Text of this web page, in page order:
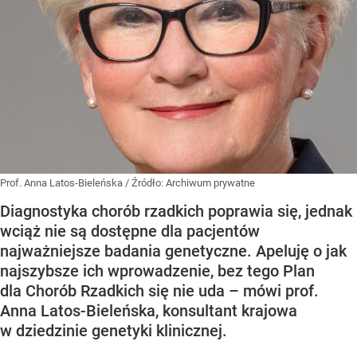
Prof. Anna Latos-Bieleńska / Źródło: Archiwum prywatne
Diagnostyka chorób rzadkich poprawia się, jednak
wciąż nie są dostępne dla pacjentów
najważniejsze badania genetyczne. Apeluję o jak
najszybsze ich wprowadzenie, bez tego Plan
dla Chorób Rzadkich się nie uda – mówi prof.
Anna Latos-Bieleńska, konsultant krajowa
w dziedzinie genetyki klinicznej.